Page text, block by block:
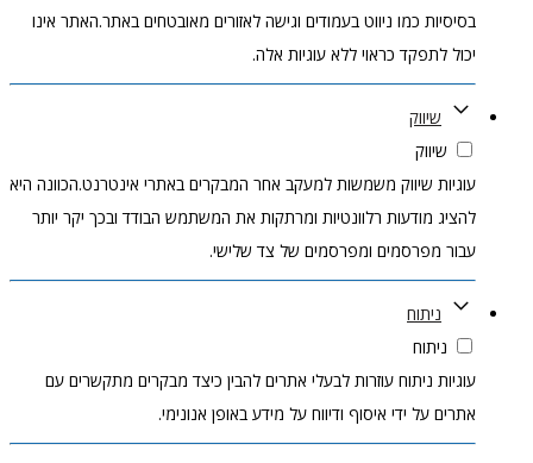
בסיסיות כמו ניווט בעמודים וגישה לאזורים מאובטחים באתר.האתר אינו
יכול לתפקד כראוי ללא עוגיות אלה.
שיווק
שיווק
עוגיות שיווק משמשות למעקב אחר המבקרים באתרי אינטרנט.הכוונה היא
להציג מודעות רלוונטיות ומרתקות את המשתמש הבודד ובכך יקר יותר
עבור מפרסמים ומפרסמים של צד שלישי.
ניתוח
ניתוח
עוגיות ניתוח עוזרות לבעלי אתרים להבין כיצד מבקרים מתקשרים עם
אתרים על ידי איסוף ודיווח על מידע באופן אנונימי.